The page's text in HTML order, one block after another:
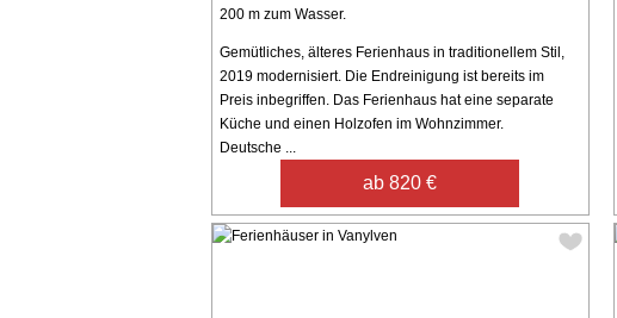
200 m zum Wasser.
Gemütliches, älteres Ferienhaus in traditionellem Stil,
2019 modernisiert. Die Endreinigung ist bereits im
Preis inbegriffen. Das Ferienhaus hat eine separate
Küche und einen Holzofen im Wohnzimmer.
Deutsche ...
ab 820 €